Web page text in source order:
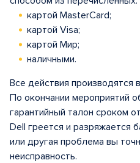
картой MasterCard;
картой Visa;
картой Мир;
наличными.
Все действия производятся
По окончании мероприятий
гарантийный талон сроком
Dell греется и разряжается
или другая проблема вы
неисправность.